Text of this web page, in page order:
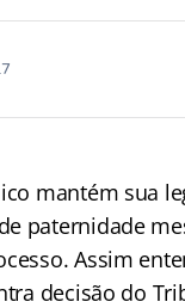
mantém sua
paternidade
Assim
decisão do